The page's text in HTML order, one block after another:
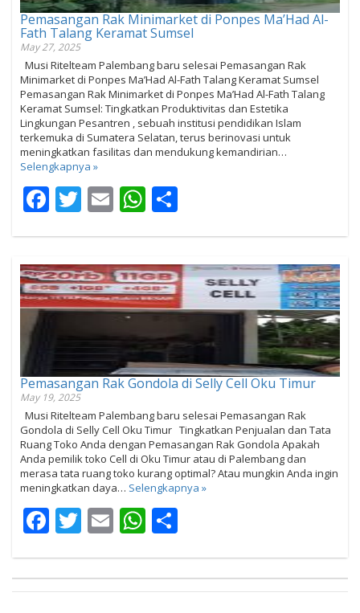
Pemasangan Rak Minimarket di Ponpes Ma’Had Al-
Fath Talang Keramat Sumsel
May 27, 2025
Musi Ritelteam Palembang baru selesai Pemasangan Rak
Minimarket di Ponpes Ma’Had Al-Fath Talang Keramat Sumsel
Pemasangan Rak Minimarket di Ponpes Ma’Had Al-Fath Talang
Keramat Sumsel: Tingkatkan Produktivitas dan Estetika
Lingkungan Pesantren , sebuah institusi pendidikan Islam
terkemuka di Sumatera Selatan, terus berinovasi untuk
meningkatkan fasilitas dan mendukung kemandirian…
Selengkapnya »
Facebook
Twitter
EmailWhatsApp
Pemasangan Rak Gondola di Selly Cell Oku Timur
May 19, 2025
Musi Ritelteam Palembang baru selesai Pemasangan Rak
Gondola di Selly Cell Oku Timur Tingkatkan Penjualan dan Tata
Ruang Toko Anda dengan Pemasangan Rak Gondola Apakah
Anda pemilik toko Cell di Oku Timur atau di Palembang dan
merasa tata ruang toko kurang optimal? Atau mungkin Anda ingin
meningkatkan daya… Selengkapnya »
Facebook
Twitter
EmailWhatsApp